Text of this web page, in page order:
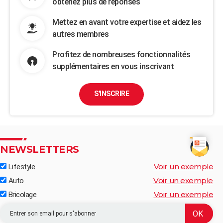
Mettez en avant votre expertise et aidez les
autres membres
Profitez de nombreuses fonctionnalités
supplémentaires en vous inscrivant
S'INSCRIRE
NEWSLETTERS
Lifestyle Voir un exemple
Auto Voir un exemple
Bricolage Voir un exemple